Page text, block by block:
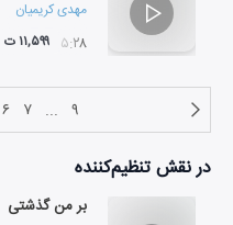
مهدی کریمیان
۰۵:۲۸ ۱۱,۵۹۹ ت
۶ ۷ ... ۹
در نقشتنظیم‌کننده
بر من گذشتی